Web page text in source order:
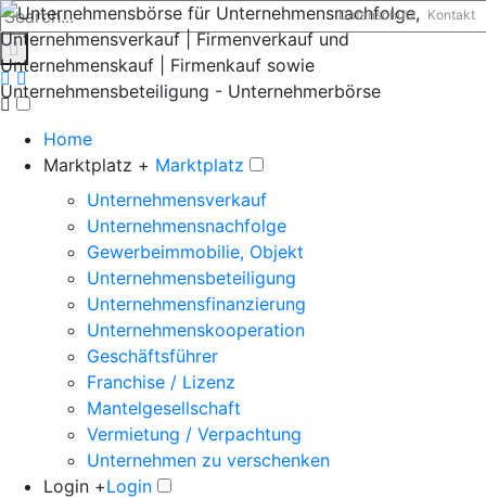
Datenschutz Kontakt
Home
Marktplatz + Marktplatz
Unternehmensverkauf
Unternehmensnachfolge
Gewerbeimmobilie, Objekt
Unternehmensbeteiligung
Unternehmensfinanzierung
Unternehmenskooperation
Geschäftsführer
Franchise / Lizenz
Mantelgesellschaft
Vermietung / Verpachtung
Unternehmen zu verschenken
Login +Login